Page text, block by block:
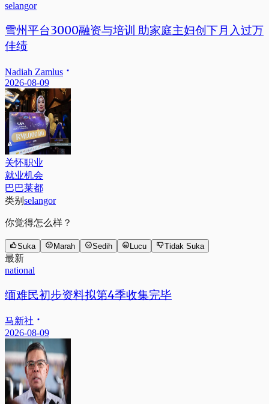
selangor
雪州平台3000融资与培训 助家庭主妇创下月入过万
佳绩
Nadiah Zamlus
2026-08-09
关怀职业
就业机会
巴巴莱都
类别 selangor
你觉得怎么样？
Suka Marah Sedih Lucu Tidak Suka
最新
national
缅难民初步资料拟第4季收集完毕
马新社
2026-08-09